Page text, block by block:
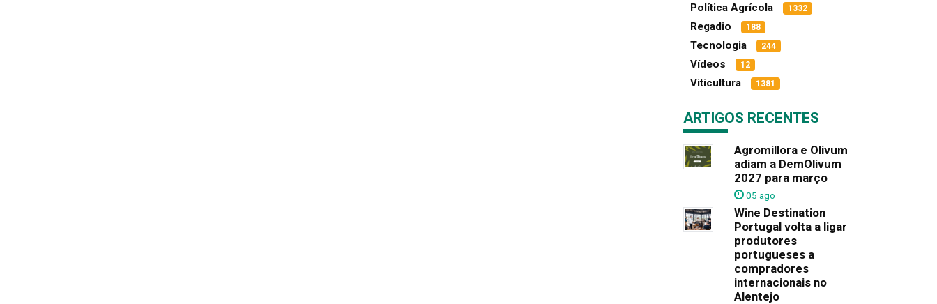
Política Agrícola 1332
Regadio 188
Tecnologia 244
Vídeos 12
Viticultura 1381
ARTIGOS RECENTES
Agromillora e Olivum
adiam a DemOlivum
2027 para março
05 ago
Wine Destination
Portugal volta a ligar
produtores
portugueses a
compradores
internacionais no
Alentejo